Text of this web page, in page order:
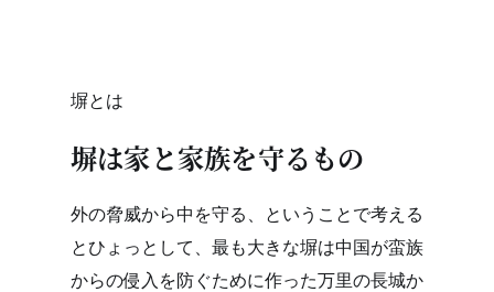
塀とは
塀は家と家族を守るもの
外の脅威から中を守る、ということで考える
とひょっとして、最も大きな塀は中国が蛮族
からの侵入を防ぐために作った万里の長城か